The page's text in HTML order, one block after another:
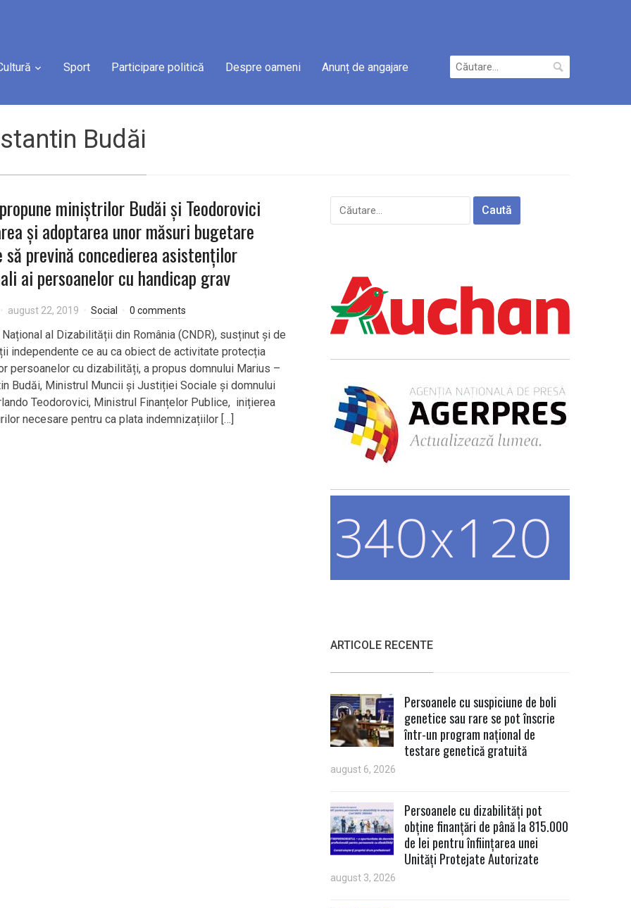
Sport Participare politică Despre oameni Anunț de angajare
Caută
după:
Budăi
miniștrilor Budăi și Teodorovici
și adoptarea unor măsuri bugetare
să prevină concedierea asistenților
ai persoanelor cu handicap grav
august 22, 2019 Social 0 comments
al Dizabilității din România (CNDR), susținut și de
independente ce au ca obiect de activitate protecția
persoanelor cu dizabilități, a propus domnului Marius –
Budăi, Ministrul Muncii și Justiției Sociale și domnului
Teodorovici, Ministrul Finanțelor Publice, inițierea
necesare pentru ca plata indemnizațiilor […]
Caută
după:
ARTICOLE RECENTE
Persoanele cu suspiciune de boli
genetice sau rare se pot înscrie
într-un program național de
testare genetică gratuită
august 6, 2026
Persoanele cu dizabilități pot
obține finanțări de până la 815.000
de lei pentru înființarea unei
Unități Protejate Autorizate
august 3, 2026